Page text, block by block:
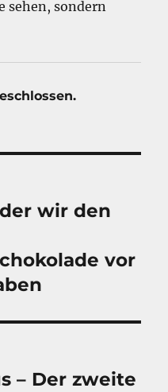
sehen, sondern
wir den
vor
– Der zweite